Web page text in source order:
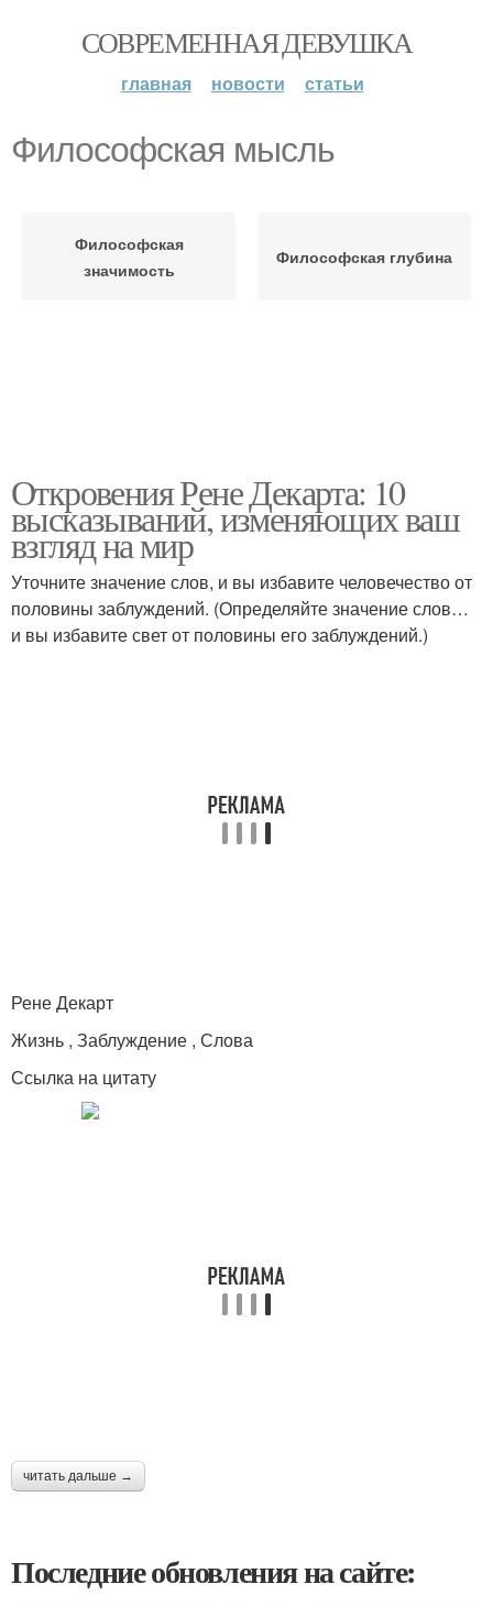
СОВРЕМЕННАЯ ДЕВУШКА
главная новости статьи
Философская мысль
Философская
значимость
Философская глубина
Откровения Рене Декарта: 10
высказываний, изменяющих ваш
взгляд на мир
Уточните значение слов, и вы избавите человечество от
половины заблуждений. (Определяйте значение слов…
и вы избавите свет от половины его заблуждений.)
Рене Декарт
Жизнь , Заблуждение , Слова
Ссылка на цитату
читать дальше →
Последние обновления на сайте: